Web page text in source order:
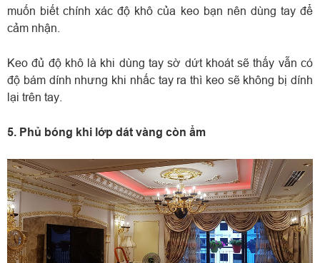
muốn biết chính xác độ khô của keo bạn nên dùng tay để
cảm nhận.
Keo đủ độ khô là khi dùng tay sờ dứt khoát sẽ thấy vẫn có
độ bám dính nhưng khi nhấc tay ra thì keo sẽ không bị dính
lại trên tay.
5. Phủ bóng khi lớp dát vàng còn ẩm